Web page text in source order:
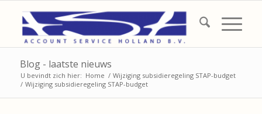
Blog - laatste nieuws
U bevindt zich hier: Home / Wijziging subsidieregeling STAP-budget
/ Wijziging subsidieregeling STAP-budget